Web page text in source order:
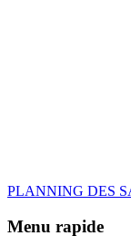
PLANNING DES
Menu rapide